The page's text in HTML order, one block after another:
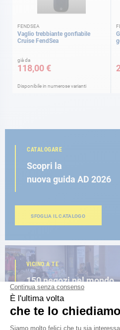
FENDSEA
Vaglio trebbiante gonfiabile
Cruise FendSea
già da
118,00 €
Disponibile in numerose varianti
CATALOGARE
Scopri la
nuova guida AD 2026
SFOGLIA IL CATALOGO
VICINO A TE
150 negozi nel mondo,
la forza di una rete